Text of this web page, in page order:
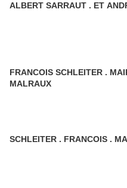
FRANCOIS SCHLEITER . MAIRE DE VERDUN . ANDRE
MALRAUX